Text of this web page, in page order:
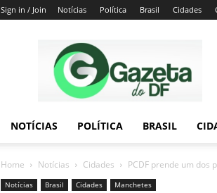
Sign in / Join Notícias Política Brasil Cidades
do
DF
NOTÍCIAS POLÍTICA BRASIL
Home Notícias Cidades PCDF prende um dos
Notícias Brasil Cidades Manchetes